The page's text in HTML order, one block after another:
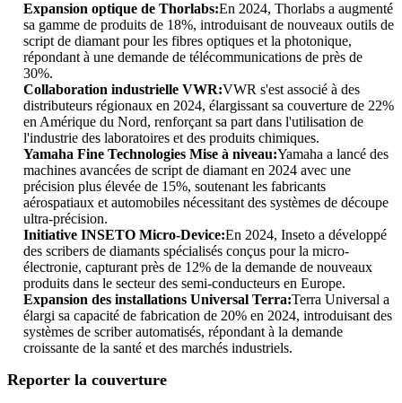
Expansion optique de Thorlabs:En 2024, Thorlabs a augmenté
sa gamme de produits de 18%, introduisant de nouveaux outils de
script de diamant pour les fibres optiques et la photonique,
répondant à une demande de télécommunications de près de
30%.
Collaboration industrielle VWR:VWR s'est associé à des
distributeurs régionaux en 2024, élargissant sa couverture de 22%
en Amérique du Nord, renforçant sa part dans l'utilisation de
l'industrie des laboratoires et des produits chimiques.
Yamaha Fine Technologies Mise à niveau:Yamaha a lancé des
machines avancées de script de diamant en 2024 avec une
précision plus élevée de 15%, soutenant les fabricants
aérospatiaux et automobiles nécessitant des systèmes de découpe
ultra-précision.
Initiative INSETO Micro-Device:En 2024, Inseto a développé
des scribers de diamants spécialisés conçus pour la micro-
électronie, capturant près de 12% de la demande de nouveaux
produits dans le secteur des semi-conducteurs en Europe.
Expansion des installations Universal Terra:Terra Universal a
élargi sa capacité de fabrication de 20% en 2024, introduisant des
systèmes de scriber automatisés, répondant à la demande
croissante de la santé et des marchés industriels.
Reporter la couverture